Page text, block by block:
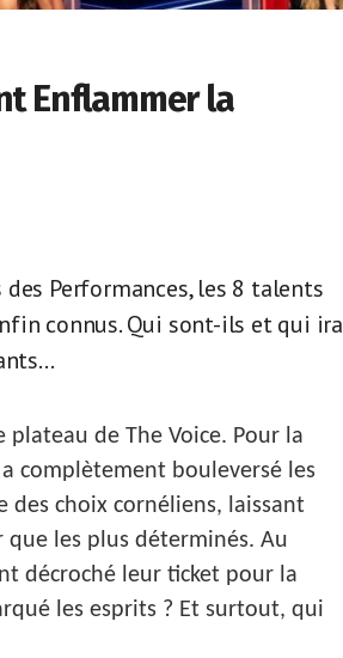
Enflammer la
Performances, les 8 talents
connus. Qui sont-ils et qui ira
de The Voice. Pour la
complètement bouleversé les
des choix cornéliens, laissant
les plus déterminés. Au
décroché leur ticket pour la
les esprits ? Et surtout, qui